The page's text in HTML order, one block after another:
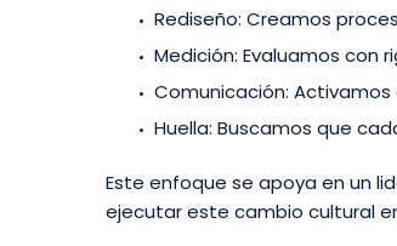
Rediseño: Creamos
Medición: Evaluamos con
Comunicación:
Huella: Buscamos que
Este enfoque se apoya en un
ejecutar este cambio cultural